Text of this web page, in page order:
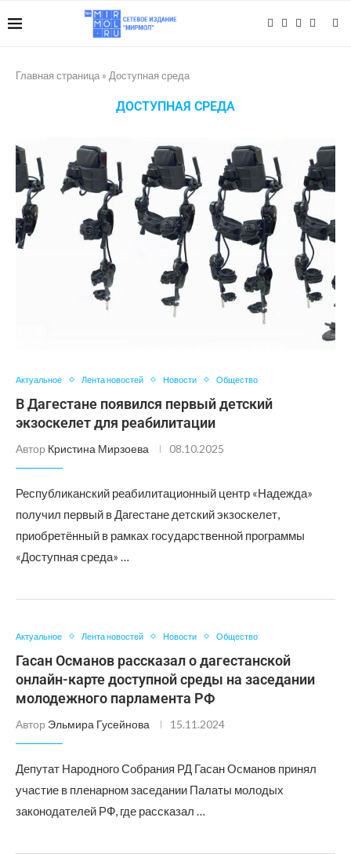
Главная страница » Доступная среда
ДОСТУПНАЯ СРЕДА
Актуальное Лента новостей Новости Общество
В Дагестане появился первый детский
экзоскелет для реабилитации
Автор Кристина Мирзоева 08.10.2025
Республиканский реабилитационный центр «Надежда»
получил первый в Дагестане детский экзоскелет,
приобретённый в рамках государственной программы
«Доступная среда» …
Актуальное Лента новостей Новости Общество
Гасан Османов рассказал о дагестанской
онлайн-карте доступной среды на заседании
молодежного парламента РФ
Автор Эльмира Гусейнова 15.11.2024
Депутат Народного Собрания РД Гасан Османов принял
участие в пленарном заседании Палаты молодых
законодателей РФ, где рассказал …